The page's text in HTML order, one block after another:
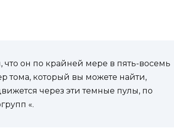
он по крайней мере в пять-восемь
тома, который вы можете найти,
через эти темные пулы, по
«.